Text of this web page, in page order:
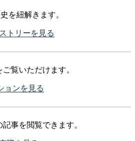
を紐解きます。
トリーを見る
覧いただけます。
ョンを見る
事を閲覧できます。